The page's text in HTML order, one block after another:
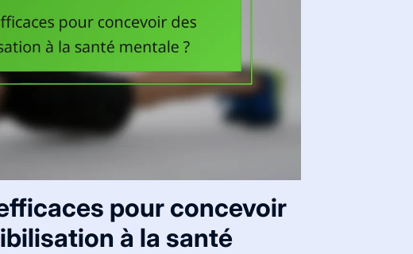
pour concevoir
à la santé